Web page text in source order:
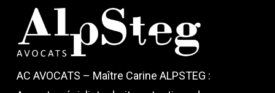
AC AVOCATS – Maître Carine ALPSTEG :